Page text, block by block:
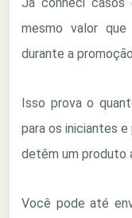
mesmo valor que
durante a
Isso prova o
para os iniciantes
detêm um produto
Você pode até